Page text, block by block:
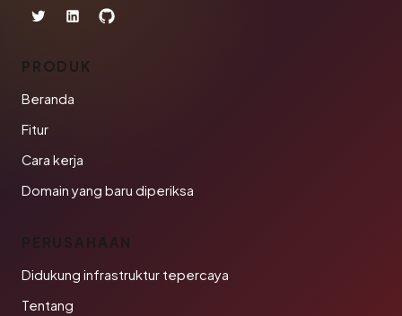
PRODUK
Beranda
Fitur
Cara kerja
Domain yang baru diperiksa
PERUSAHAAN
Didukung infrastruktur tepercaya
Tentang